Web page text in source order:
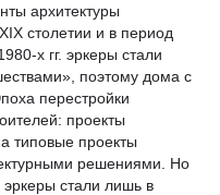
архитектуры
столетии и в период
х гг. эркеры стали
поэтому дома с
перестройки
проекты
типовые проекты
решениями. Но
стали лишь в